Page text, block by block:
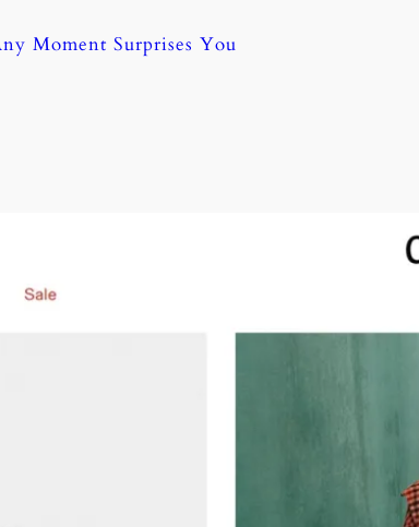
Moment Surprises You